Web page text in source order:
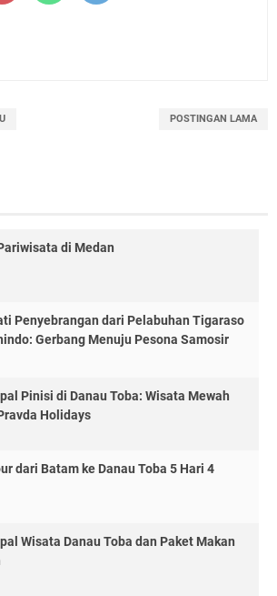
POSTINGAN LAMA
di Medan
Penyebrangan dari Pelabuhan Tigaraso
Gerbang Menuju Pesona Samosir
Pinisi di Danau Toba: Wisata Mewah
Holidays
dari Batam ke Danau Toba 5 Hari 4
Wisata Danau Toba dan Paket Makan